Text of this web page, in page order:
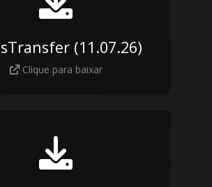
(11.07.26)
Clique para baixar